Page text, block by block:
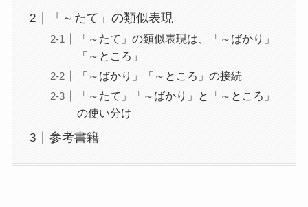
「～たて」の類似表現
「～たて」の類似表現は、「～ばかり」
「～ところ」
「～ばかり」「～ところ」の接続
「～たて」「～ばかり」と「～ところ」
の使い分け
参考書籍